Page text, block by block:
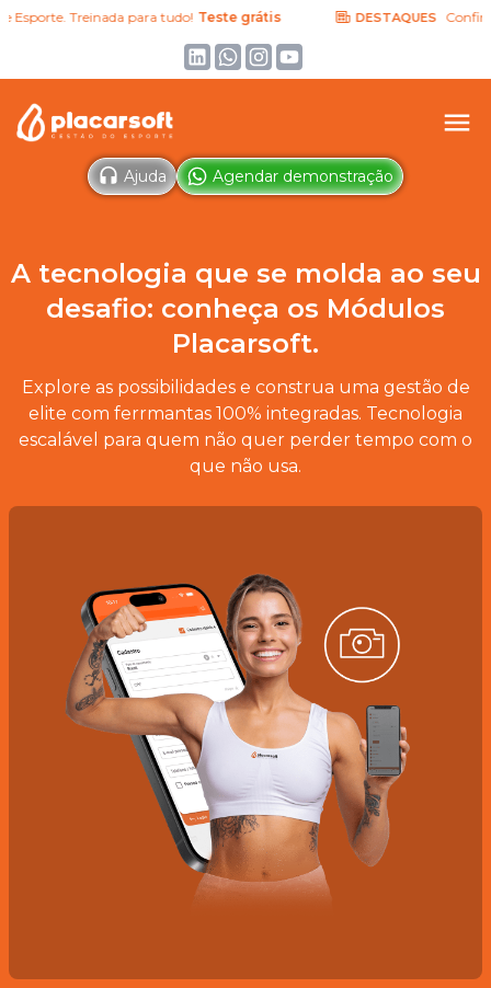
Treinada para tudo! Teste grátis DESTAQUES Confira
Ajuda Agendar demonstração
A tecnologia que se molda ao seu
desafio: conheça os Módulos
Placarsoft.
Explore as possibilidades e construa uma gestão de
elite com ferrmantas 100% integradas. Tecnologia
escalável para quem não quer perder tempo com o
que não usa.